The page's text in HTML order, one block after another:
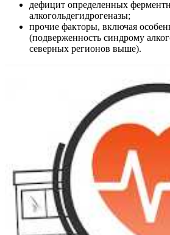
дефицит определенных
алкогольдегидрогеназы;
прочие факторы, включая
(подверженность синдрому
северных регионов выше).